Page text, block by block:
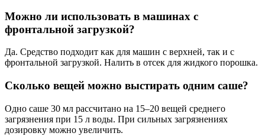
Можно ли использовать в машинах с
фронтальной загрузкой?
Да. Средство подходит как для машин с верхней, так и с
фронтальной загрузкой. Налить в отсек для жидкого порошка.
Сколько вещей можно выстирать одним саше?
Одно саше 30 мл рассчитано на 15–20 вещей среднего
загрязнения при 15 л воды. При сильных загрязнениях
дозировку можно увеличить.